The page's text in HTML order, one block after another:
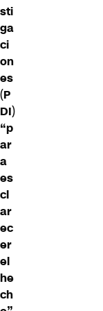
sti
ga
ci
on
es
(P
DI)
“p
ar
a
es
cl
ar
ec
er
el
he
ch